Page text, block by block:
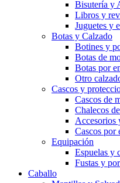
Bisutería y
Libros y
Juguetes y
Botas y Calzado
Botines y
Botas de
Botas por
Otro
Cascos y
Cascos de
Chalecos
Accesorios
Cascos por
Equipación
Espuelas y
Fustas y
Caballo